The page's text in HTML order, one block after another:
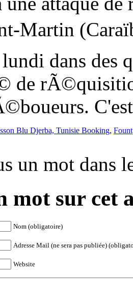
Blu Djerba, Tunisie Booking,
un mot dans
mot sur cet
Nom (obligatoire)
Adresse Mail (ne sera pas publiée)
Website